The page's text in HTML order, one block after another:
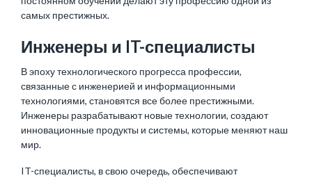
самых престижных.
Инженеры и IT-специалисты
В эпоху технологического прогресса профессии,
связанные с инженерией и информационными
технологиями, становятся все более престижными.
Инженеры разрабатывают новые технологии, создают
инновационные продукты и системы, которые меняют наш
мир.
IT-специалисты, в свою очередь, обеспечивают